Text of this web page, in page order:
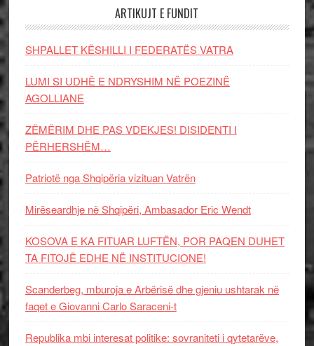
ARTIKUJT E FUNDIT
SHPALLET KËSHILLI I FEDERATËS VATRA
LUMI SI UDHË E NDRYSHIM NË POEZINË
AGOLLIANE
ZËMËRIM DHE PAS VDEKJES! DISIDENTI I
PËRHERSHËM…
Patriotë nga Shqipëria vizituan Vatrën
Mirëseardhje në Shqipëri, Ambasador Eric Wendt
KOSOVA E KA FITUAR LUFTËN, POR PAQEN DUHET
TA FITOJË EDHE NË INSTITUCIONE!
Scanderbeg, mburoja e Arbërisë dhe gjeniu ushtarak në
faqet e Giovanni Carlo Saraceni-t
Republika mbi interesat politike: sovraniteti i qytetarëve,